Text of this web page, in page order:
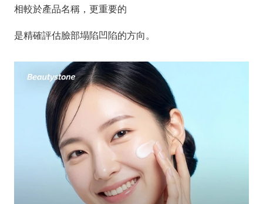
相較於產品名稱，更重要的
是精確評估臉部塌陷凹陷的方向。